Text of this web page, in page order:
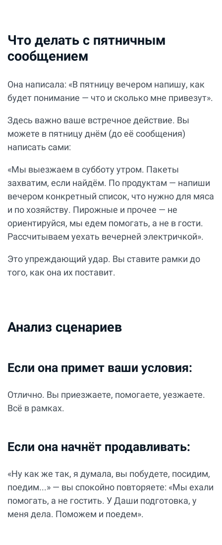
Что делать с пятничным
сообщением
Она написала: «В пятницу вечером напишу, как
будет понимание — что и сколько мне привезут».
Здесь важно ваше встречное действие. Вы
можете в пятницу днём (до её сообщения)
написать сами:
«Мы выезжаем в субботу утром. Пакеты
захватим, если найдём. По продуктам — напиши
вечером конкретный список, что нужно для мяса
и по хозяйству. Пирожные и прочее — не
ориентируйся, мы едем помогать, а не в гости.
Рассчитываем уехать вечерней электричкой».
Это упреждающий удар. Вы ставите рамки до
того, как она их поставит.
Анализ сценариев
Если она примет ваши условия:
Отлично. Вы приезжаете, помогаете, уезжаете.
Всё в рамках.
Если она начнёт продавливать:
«Ну как же так, я думала, вы побудете, посидим,
поедим...» — вы спокойно повторяете: «Мы ехали
помогать, а не гостить. У Даши подготовка, у
меня дела. Поможем и поедем».